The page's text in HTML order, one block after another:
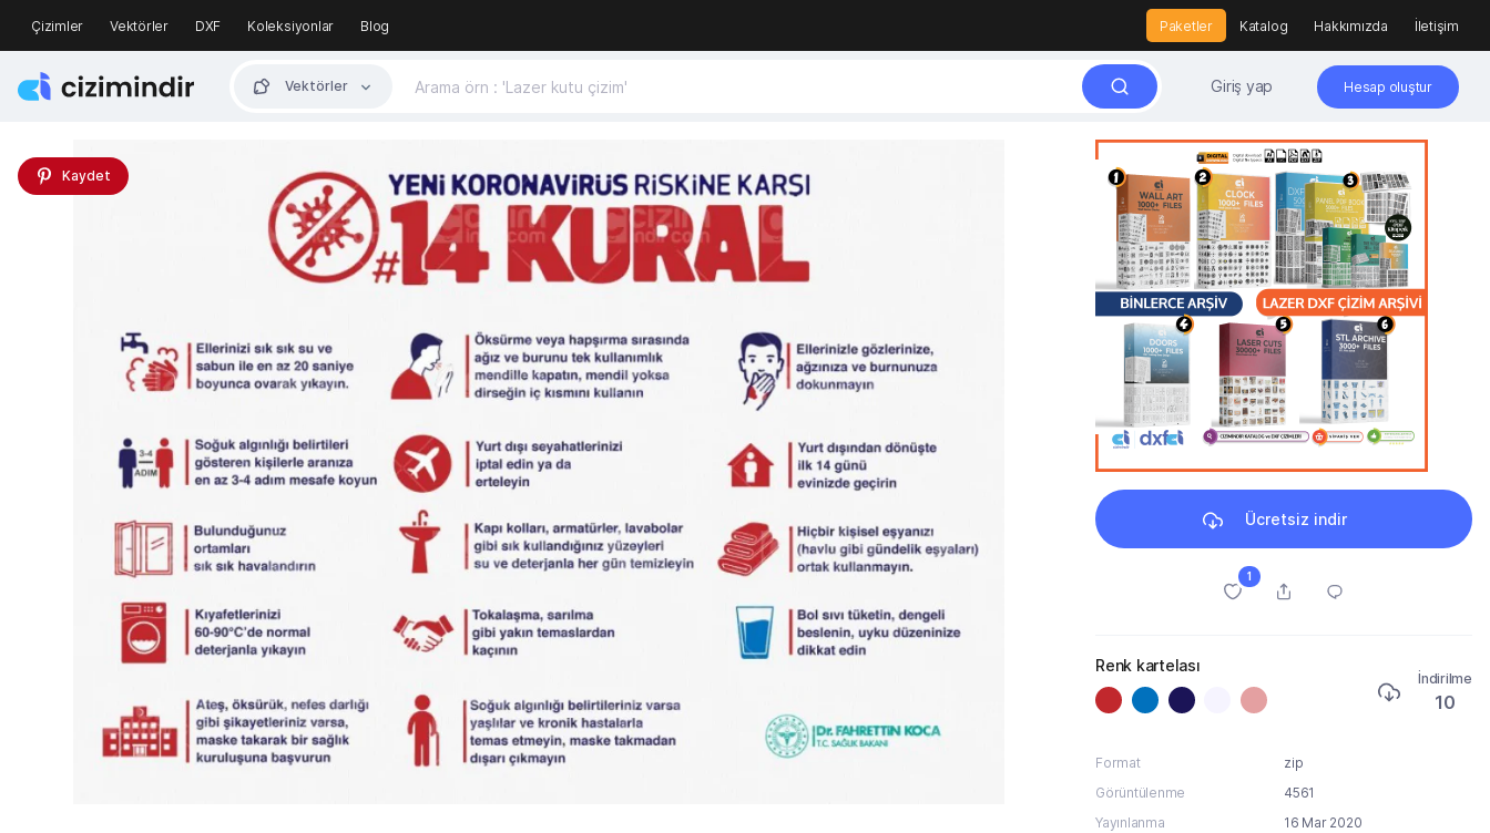
Çizimler Vektörler DXF Koleksiyonlar Blog Paketler Katalog Hakkımızda İletişim
Vektörler Giriş yap Hesap oluştur
Kaydet
Ücretsiz indir
1
Renk kartelası
İndirilme
10
Format
zip
Görüntülenme
4561
Yayınlanma
16 Mar 2020